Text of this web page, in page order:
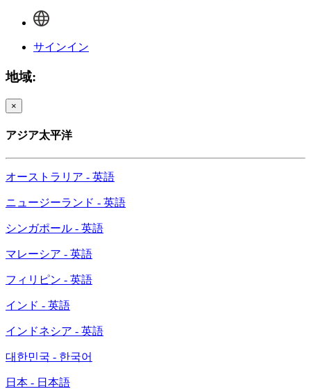
サインイン
地域:
×
アジア太平洋
オーストラリア - 英語
ニュージーランド - 英語
シンガポール - 英語
マレーシア - 英語
フィリピン - 英語
インド - 英語
インドネシア - 英語
대한민국 - 한국어
日本 - 日本語